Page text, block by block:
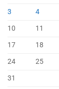
3
4
10
11
17
18
24
25
31